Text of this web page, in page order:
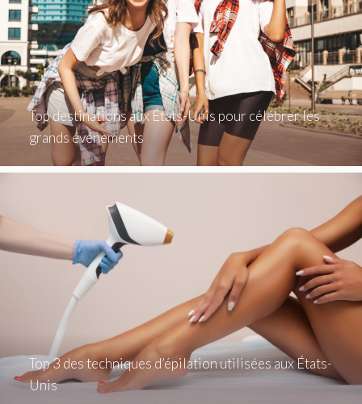
Top destinations aux États-Unis pour célébrer les
grands événements
Top 3 des techniques d’épilation utilisées aux États-
Unis